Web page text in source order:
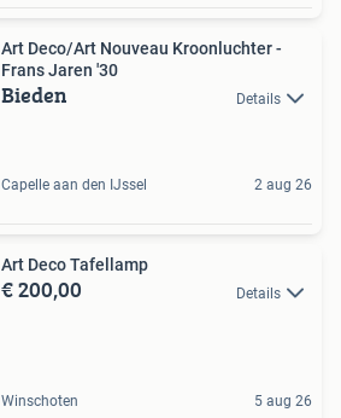
Art Deco/Art Nouveau Kroonluchter -
Frans Jaren '30
Bieden Details
Capelle aan den IJssel 2 aug 26
Art Deco Tafellamp
€ 200,00 Details
Winschoten 5 aug 26